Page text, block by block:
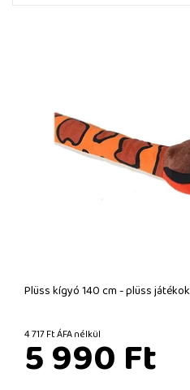
Plüss kígyó 140 cm - plüss játékok
4 717 Ft ÁFA nélkül
5 990 Ft